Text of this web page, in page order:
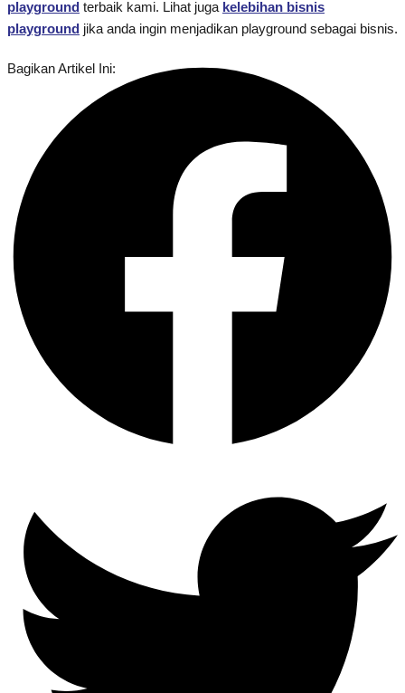
playground terbaik kami. Lihat juga kelebihan bisnis
playground jika anda ingin menjadikan playground sebagai bisnis.
Bagikan Artikel Ini: